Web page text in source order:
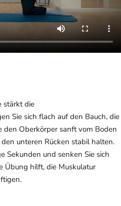
stärkt die
Sie sich flach auf den Bauch, die
den Oberkörper sanft vom Boden
unteren Rücken stabil halten.
Sekunden und senken Sie sich
Übung hilft, die Muskulatur